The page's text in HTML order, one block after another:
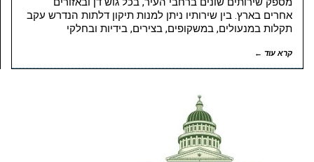
אחרים בארץ. בין שירותיו ניתן למנות תיקון דלתות הנדרש עקב
תקלות במנעולים, במשקופים, בצירים, בידיות ובחלקי
קרא עוד ←